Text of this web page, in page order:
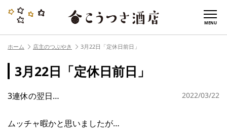
MENU
ホーム 店主のつぶやき 3月22日「定休日前日」
3月22日「定休日前日」
2022/03/22
3連休の翌日…
ムッチャ暇かと思いましたが…